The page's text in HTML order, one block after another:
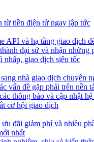
từ tiền điện tử ngay lập tức
API và hạ tầng giao dịch
đại sứ và nhận những
nhấp, giao dịch siêu tốc
nhà giao dịch chuyên
vấn đề gặp phải trên nền
thông báo và cập nhật
cơ hội giao dịch
đãi giảm phí và nhiều
nhất